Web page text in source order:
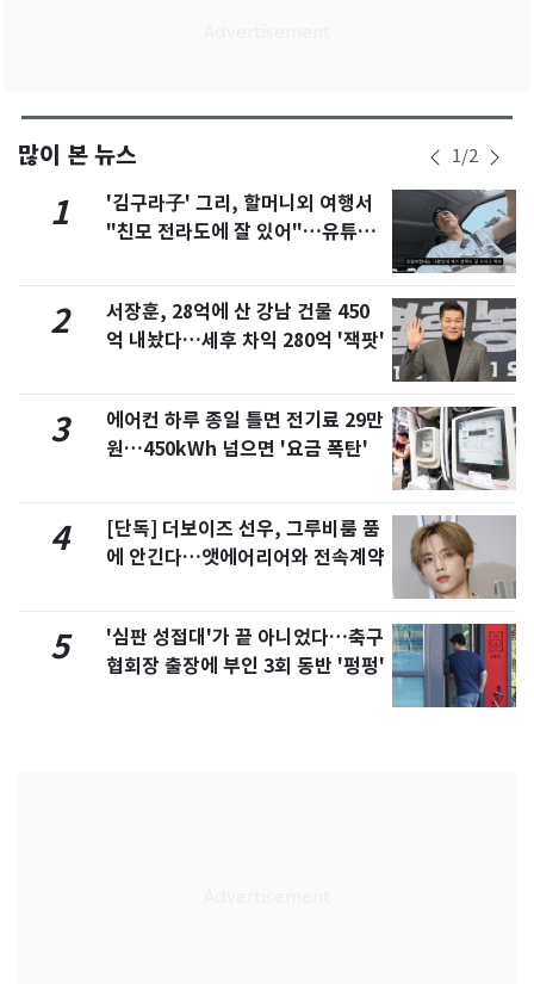
많이 본 뉴스 1/2
1
'김구라子' 그리, 할머니외 여행서
"친모 전라도에 잘 있어"…유튜브
2
서장훈, 28억에 산 강남 건물 450
억 내놨다…세후 차익 280억 '잭팟'
3
에어컨 하루 종일 틀면 전기료 29만
원…450kWh 넘으면 '요금 폭탄'
4
[단독] 더보이즈 선우, 그루비룸 품
에 안긴다…앳에어리어와 전속계약
5
'심판 성접대'가 끝 아니었다…축구
협회장 출장에 부인 3회 동반 '펑펑'